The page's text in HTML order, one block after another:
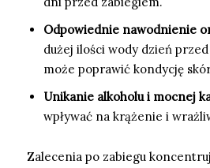
Odpowiednie nawodnienie
dużej ilości wody dzień
może poprawić kondycję
Unikanie alkoholu i mocnej
wpływać na krążenie i
Zalecenia po zabiegu